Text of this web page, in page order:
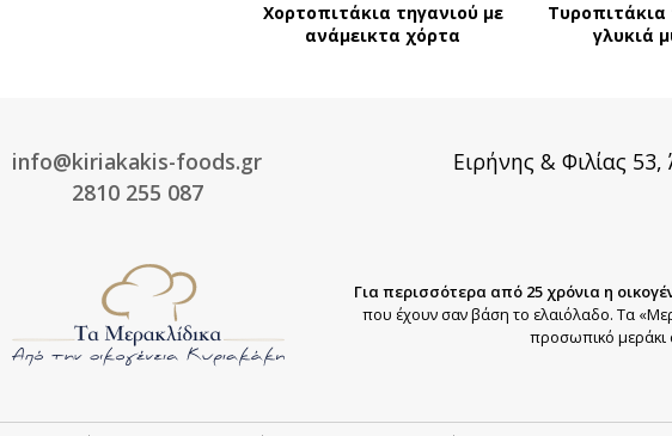
Χορτοπιτάκια τηγανιού με
ανάμεικτα χόρτα
Τυροπιτάκια
γλυκιά
info@kiriakakis-foods.gr
2810 255 087
Ειρήνης & Φιλίας
Για περισσότερα από 25 χρόνια η
που έχουν σαν βάση το ελαιόλαδο. Τα
προσωπικό μεράκι